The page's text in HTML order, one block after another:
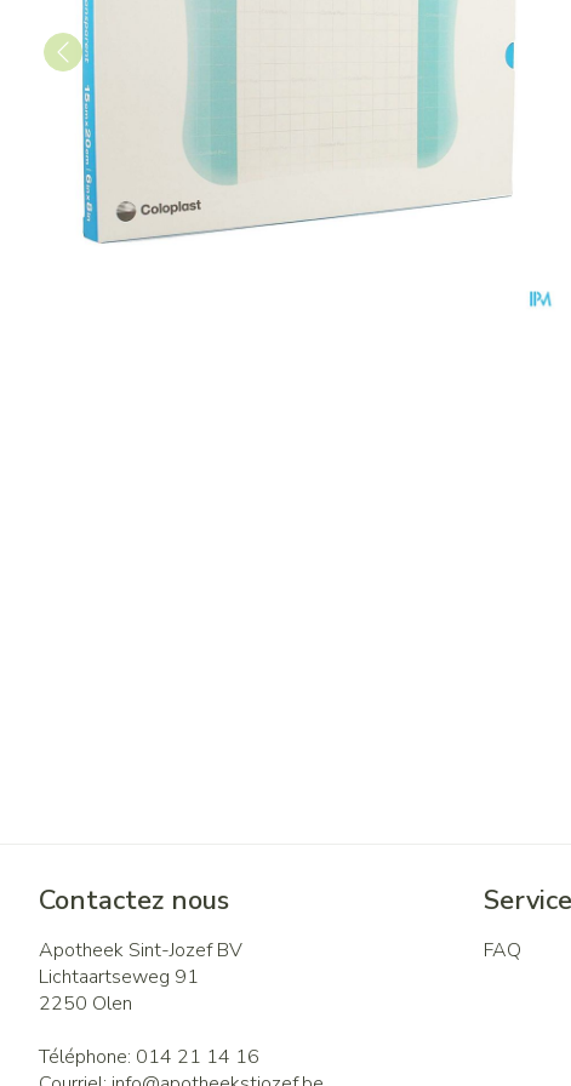
Contactez nous
Apotheek Sint-Jozef BV
Lichtaartseweg 91
2250 Olen
Téléphone: 014 21 14 16
FAQ